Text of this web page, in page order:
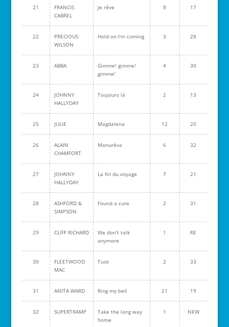
21
FRANCIS
CABREL
Je rêve 8 17
22
PRECIOUS
WILSON
Hold on I'm coming 3 28
23 ABBA
Gimme! gimme!
gimme!
4 30
24
JOHNNY
HALLYDAY
Toujours là 2 13
25 JULIE Magdalena 12 20
26
ALAIN
CHAMFORT
Manuréva 6 32
27
JOHNNY
HALLYDAY
La fin du voyage 7 21
28
ASHFORD &
SIMPSON
Found a cure 2 31
29 CLIFF RICHARD
We don't talk
anymore
1 RE
30
FLEETWOOD
MAC
Tusk 2 33
31 ANITA WARD Ring my bell 21 19
32 SUPERTRAMP
Take the long way
home
1 NEW